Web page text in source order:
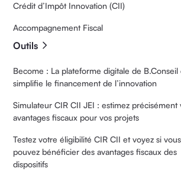
Crédit d’Impôt Innovation (CII)
Accompagnement Fiscal
Outils
Become : La plateforme digitale de B.Conseil
simplifie le financement de l’innovation
Simulateur CIR CII JEI : estimez précisément
avantages fiscaux pour vos projets
Testez votre éligibilité CIR CII et voyez si vous
pouvez bénéficier des avantages fiscaux des
dispositifs